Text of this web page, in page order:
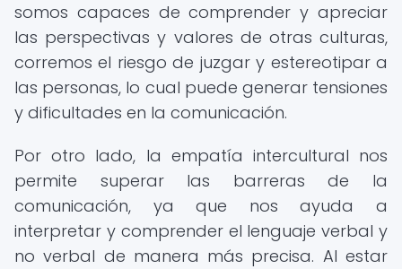
somos capaces de comprender y apreciar
las perspectivas y valores de otras culturas,
corremos el riesgo de juzgar y estereotipar a
las personas, lo cual puede generar tensiones
y dificultades en la comunicación.
Por otro lado, la empatía intercultural nos
permite superar las barreras de la
comunicación, ya que nos ayuda a
interpretar y comprender el lenguaje verbal y
no verbal de manera más precisa. Al estar